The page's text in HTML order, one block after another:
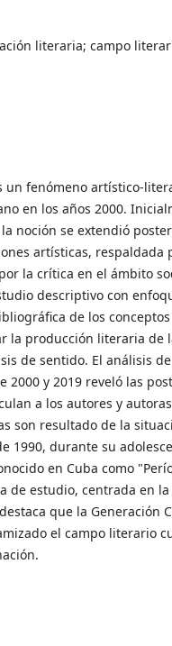
literaria; campo
un fenómeno artístico-
en los años 2000.
noción se extendió
artísticas, respaldada
la crítica en el ámbito
descriptivo con
de los
la producción literaria de
de sentido. El análisis
2000 y 2019 reveló las
a los autores y
son resultado de la
1990, durante su
en Cuba como
de estudio, centrada en
que la Generación
el campo literario